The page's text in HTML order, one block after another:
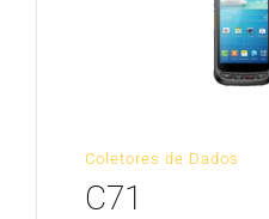
Coletores de Dados
C71